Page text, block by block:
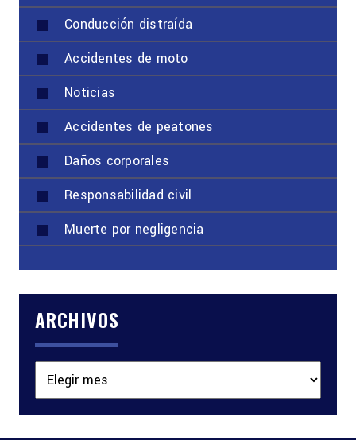
Conducción distraída
Accidentes de moto
Noticias
Accidentes de peatones
Daños corporales
Responsabilidad civil
Muerte por negligencia
ARCHIVOS